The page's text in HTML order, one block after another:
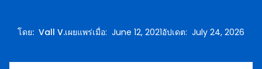
โดย: Vall V.เผยแพร่เมื่อ: June 12, 2021อัปเดต: July 24, 2026